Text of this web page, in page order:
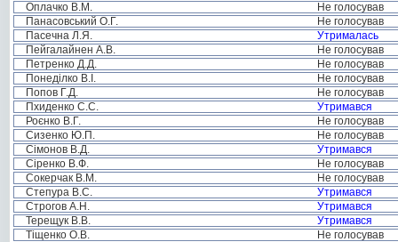
Оплачко В.М.
Не голосував
Панасовський О.Г.
Не голосував
Пасечна Л.Я.
Утрималась
Пейгалайнен А.В.
Не голосував
Петренко Д.Д.
Не голосував
Понеділко В.І.
Не голосував
Попов Г.Д.
Не голосував
Пхиденко С.С.
Утримався
Роєнко В.Г.
Не голосував
Сизенко Ю.П.
Не голосував
Сімонов В.Д.
Утримався
Сіренко В.Ф.
Не голосував
Сокерчак В.М.
Не голосував
Степура В.С.
Утримався
Строгов А.Н.
Утримався
Терещук В.В.
Утримався
Тіщенко О.В.
Не голосував